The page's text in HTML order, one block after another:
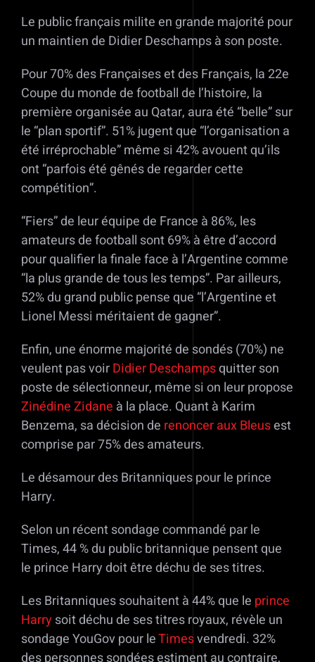
Le public français milite en grande majorité pour
un maintien de Didier Deschamps à son poste.
Pour 70% des Françaises et des Français, la 22e
Coupe du monde de football de l’histoire, la
première organisée au Qatar, aura été “belle” sur
le “plan sportif”. 51% jugent que “l’organisation a
été irréprochable” même si 42% avouent qu’ils
ont “parfois été gênés de regarder cette
compétition”.
“Fiers” de leur équipe de France à 86%, les
amateurs de football sont 69% à être d’accord
pour qualifier la finale face à l’Argentine comme
“la plus grande de tous les temps”. Par ailleurs,
52% du grand public pense que “l’Argentine et
Lionel Messi méritaient de gagner”.
Enfin, une énorme majorité de sondés (70%) ne
veulent pas voirDidier Deschampsquitter son
poste de sélectionneur, même si on leur propose
Zinédine Zidane à la place. Quant à Karim
Benzema, sa décision de renoncer aux Bleusest
comprise par 75% des amateurs.
Le désamour des Britanniques pour le prince
Harry.
Selon un récent sondage commandé par le
Times, 44 % du public britannique pensent que
le prince Harry doit être déchu de ses titres.
Les Britanniques souhaitent à 44% que le prince
Harrysoit déchu de ses titres royaux, révèle un
sondage YouGov pour leTimesvendredi. 32%